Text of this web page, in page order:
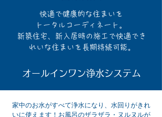
快適で健康的な住まいを
トータルコーディネート。
新築住宅、新入居時の施工で快適でき
れいな住まいを長期持続可能。
​オールインワン浄水システム
家中のお水がすべて浄水になり、水回りがきれ
いに使えます！お風呂のザラザラ・ヌルヌルが